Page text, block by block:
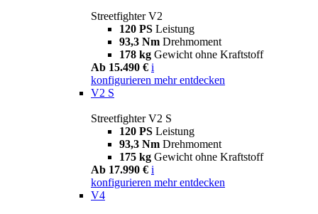
Streetfighter V2
120 PS Leistung
93,3 Nm Drehmoment
178 kg Gewicht ohne Kraftstoff
Ab 15.490 € i
konfigurieren mehr entdecken
V2 S
Streetfighter V2 S
120 PS Leistung
93,3 Nm Drehmoment
175 kg Gewicht ohne Kraftstoff
Ab 17.990 € i
konfigurieren mehr entdecken
V4